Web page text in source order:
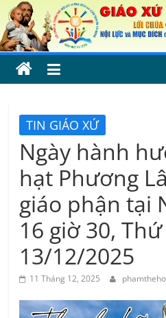
Skip
to
content
TIN GIÁO XỨ
Ngày hành
hạt Phương
giáo phận tại
16 giờ 30,
13/12/2025
11 Tháng 12, 2025